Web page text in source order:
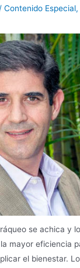
/Contenido Especial,
se achica y
mayor eficiencia
el bienestar.